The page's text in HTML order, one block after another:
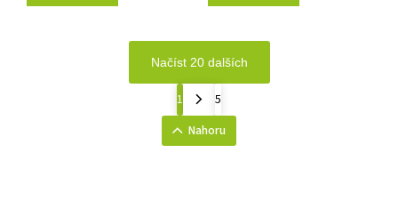
Načíst 20 dalších
1
5
Nahoru